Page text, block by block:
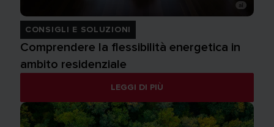
CONSIGLI E SOLUZIONI
Comprendere la flessibilità energetica in
ambito residenziale
LEGGI DI PIÙ